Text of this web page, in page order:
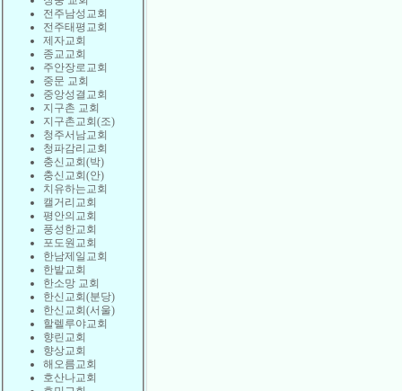
전주남성교회
전주태평교회
제자교회
종교교회
주안장로교회
중문 교회
중앙성결교회
지구촌 교회
지구촌교회(조)
청주서남교회
청파감리교회
충신교회(박)
충신교회(안)
치유하는교회
캘거리교회
평안의교회
풍성한교회
포도원교회
한남제일교회
한밭교회
한소망 교회
한신교회(분당)
한신교회(서울)
할렐루야교회
향린교회
향상교회
해오름교회
호산나교회